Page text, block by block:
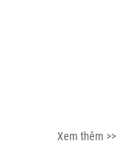
Xem thêm >>